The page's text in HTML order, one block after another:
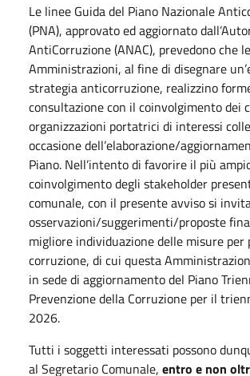
Le linee Guida del Piano Nazionale
(PNA), approvato ed aggiornato
AntiCorruzione (ANAC), prevedono che le
Amministrazioni, al fine di disegnare
strategia anticorruzione, realizzino
consultazione con il coinvolgimento dei
organizzazioni portatrici di interessi
occasione dell’elaborazione/
Piano. Nell’intento di favorire il più
coinvolgimento degli stakeholder
comunale, con il presente avviso si
osservazioni/suggerimenti/proposte
migliore individuazione delle misure per
corruzione, di cui questa
in sede di aggiornamento del Piano
Prevenzione della Corruzione per il
2026.
Tutti i soggetti interessati possono
al Segretario Comunale, entro e non